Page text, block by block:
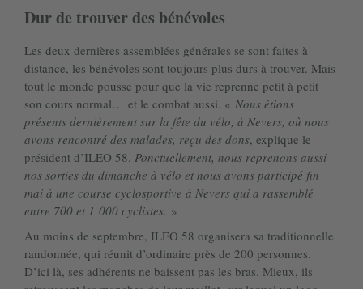
Dur de trouver des bénévoles
Les deux dernières assemblées générales se sont faites à
distance, les bénévoles sont toujours plus durs à trouver. Mais
tout le monde pousse pour que la vie reprenne petit à petit
son cours normal… et le combat aussi. « Nous étions
présents dernièrement sur la fête du vélo, à Nevers, où nous
avons rencontré des malades, reçu des dons, explique le
président d’ILEO 58. Ponctuellement, nous reprenons aussi
nos sorties du dimanche à vélo et nous avons participé fin
mai à une course cyclosportive à Nevers qui a rassemblé
entre 700 et 1 000 cyclistes. »
Au moins de septembre, ILEO 58 organisera sa traditionnelle
randonnée, qui réunit d’ordinaire près de 200 personnes.
D’ici là, ses adhérents ne baissent pas les bras. Mieux, ils